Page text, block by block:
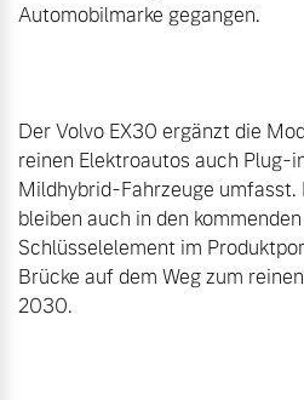
Automobilmarke gegangen.
Der Volvo EX30 ergänzt die
reinen Elektroautos auch Plug-
Mildhybrid-Fahrzeuge umfasst.
bleiben auch in den
Schlüsselelement im
Brücke auf dem Weg zum
2030.